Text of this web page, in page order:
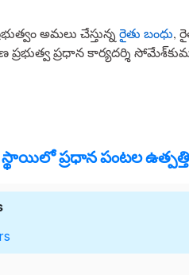
అమలు చేస్తున్న రైతు బంధు,
ప్రధాన కార్యదర్శి
స్థాయిలో ప్రధాన పంటల